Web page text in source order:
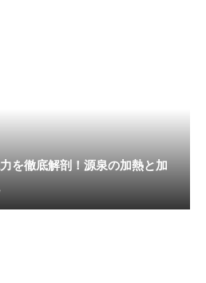
を徹底解剖！源泉の加熱と加